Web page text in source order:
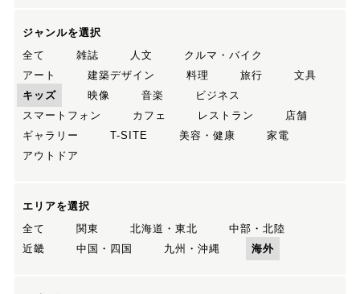
ジャンルを選択
全て
雑誌 人文
クルマ・バイク
アート
建築デザイン 料理 旅行
文具
キッズ
映像 音楽
ビジネス
スマートフォン
カフェ レストラン
店舗
ギャラリー
T-SITE 美容・健康
家電
アウトドア
エリアを選択
全て
関東 北海道・東北
中部・北陸
近畿
中国・四国 九州・沖縄 海外